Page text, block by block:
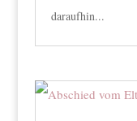
daraufhin...